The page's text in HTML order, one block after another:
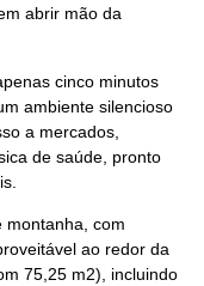
abrir mão da
cinco minutos
ambiente silencioso
a mercados,
de saúde, pronto
montanha, com
ao redor da
75,25 m2), incluindo